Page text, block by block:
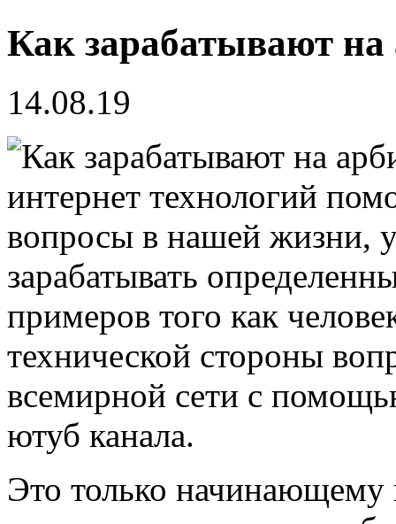
Как зарабатывают
14.08.19
интернет технологий
вопросы в нашей жизни,
зарабатывать
примеров того как
технической стороны
всемирной сети с
ютуб канала.
Это только начинающему